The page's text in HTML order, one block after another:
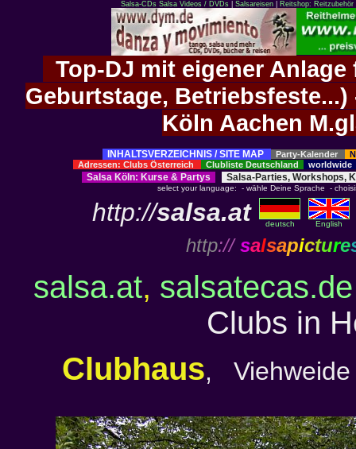
Salsa-CDs Salsa Videos / DVDs| Salsareisen| Reitshop:
Top-DJ mit eigener
Geburtstage,
Köln Aachen
INHALTSVERZEICHNIS / SITE MAP Party-Kalender
Adressen: Clubs Österreich
Clubliste Deutschland worldwide
Salsa Köln: Kurse& Partys Salsa-Parties, Workshops,
select your language: - wähle Deine Sprache -
http://salsa.at deutsch English
http:// salsapicture
salsa.at, salsatecas.de
Clubs in
Clubhaus, Viehweide